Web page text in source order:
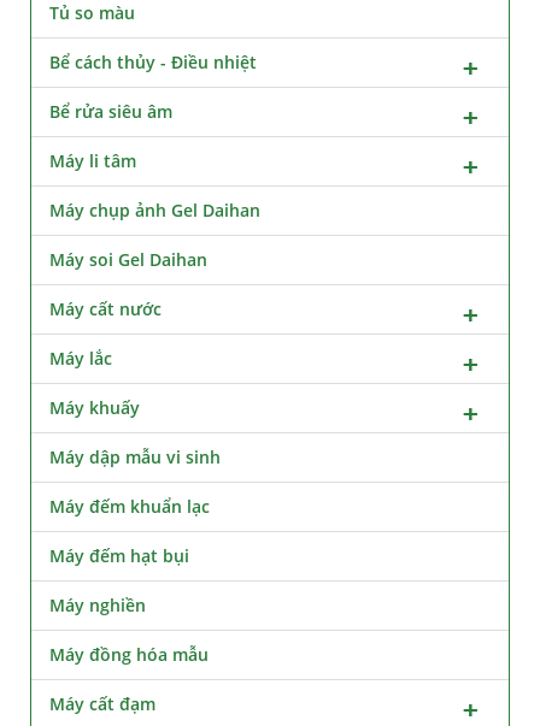
Tủ so màu
Bể cách thủy - Điều nhiệt
Bể rửa siêu âm
Máy li tâm
Máy chụp ảnh Gel Daihan
Máy soi Gel Daihan
Máy cất nước
Máy lắc
Máy khuấy
Máy dập mẫu vi sinh
Máy đếm khuẩn lạc
Máy đếm hạt bụi
Máy nghiền
Máy đồng hóa mẫu
Máy cất đạm